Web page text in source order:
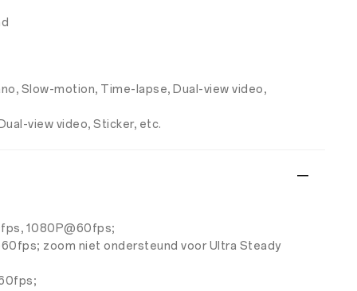
Slow-motion, Time-lapse, Dual-view video,
view video, Sticker, etc.
1080P@60fps;
zoom niet ondersteund voor Ultra Steady